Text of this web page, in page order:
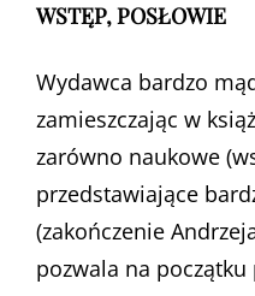
WSTĘP, POSŁOWIE
Wydawca bardzo
zamieszczając w
zarówno naukowe
przedstawiające
(zakończenie
pozwala na